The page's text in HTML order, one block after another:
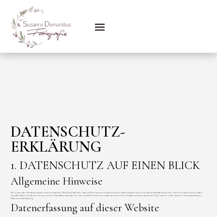
DATENSCHUTZ­
ERKLÄRUNG
1. DATENSCHUTZ AUF EINEN BLICK
Allgemeine Hinweise
Die folgenden Hinweise geben einen einfachen Überblick darüber, was mit Ihren personenbezogenen Daten passiert, wenn Sie diese Website besuchen. Personenbezogene Daten
sind alle Daten, mit denen Sie persönlich identifiziert werden können. Ausführliche Informationen zum Thema Datenschutz entnehmen Sie unserer unter diesem Text aufgeführten
Datenschutzerklärung.
Datenerfassung auf dieser Website